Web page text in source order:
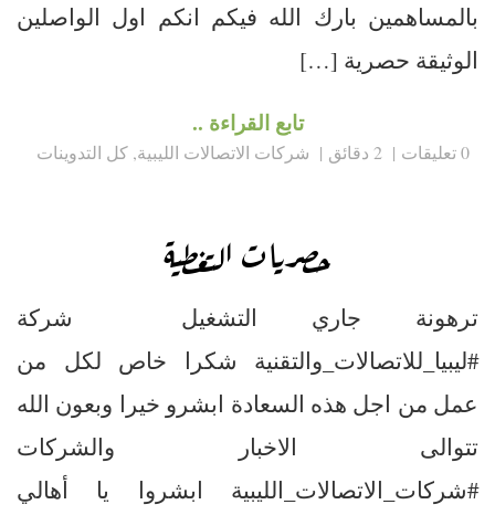
بالمساهمين بارك الله فيكم انكم اول الواصلين
الوثيقة حصرية […]
تابع القراءة ..
0 تعليقات 2 دقائق شركات الاتصالات الليبية, كل التدوينات
حصريات التغطية
ترهونة جاري التشغيل ️ شركة
#ليبيا_للاتصالات_والتقنية شكرا خاص لكل من
عمل من اجل هذه السعادة ابشرو خيرا وبعون الله
تتوالى الاخبار والشركات
#شركات_الاتصالات_الليبية ابشروا يا أهالي